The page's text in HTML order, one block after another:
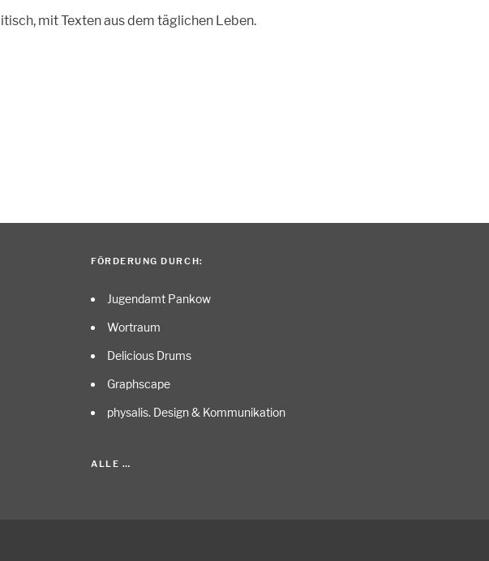
mit Texten aus dem täglichen Leben.
FÖRDERUNG DURCH:
Jugendamt Pankow
Wortraum
Delicious Drums
Graphscape
physalis. Design & Kommunikation
ALLE …